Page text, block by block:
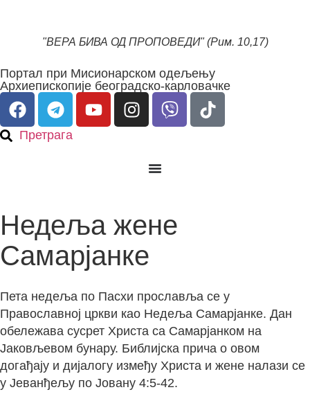
"ВЕРА БИВА ОД ПРОПОВЕДИ" (Рим. 10,17)
Портал при Мисионарском одељењу
Архиепископије београдско-карловачке
Претрага
Недеља жене
Самарјанке
Пета недеља по Пасхи прославља се у
Православној цркви као Недеља Самарјанке. Дан
обележава сусрет Христа са Самарјанком на
Јаковљевом бунару. Библијска прича о овом
догађају и дијалогу између Христа и жене налази се
у Јеванђељу по Јовану 4:5-42.